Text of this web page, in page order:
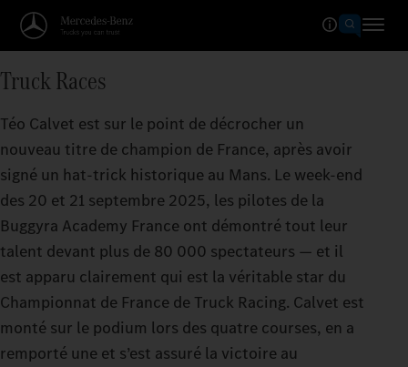
Truck Races
Téo Calvet est sur le point de décrocher un
nouveau titre de champion de France, après avoir
signé un hat-trick historique au Mans. Le week-end
des 20 et 21 septembre 2025, les pilotes de la
Buggyra Academy France ont démontré tout leur
talent devant plus de 80 000 spectateurs — et il
est apparu clairement qui est la véritable star du
Championnat de France de Truck Racing. Calvet est
monté sur le podium lors des quatre courses, en a
remporté une et s’est assuré la victoire au